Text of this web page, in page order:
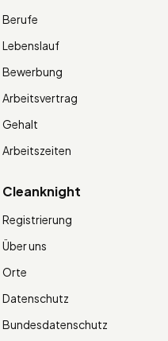
Berufe
Lebenslauf
Bewerbung
Arbeitsvertrag
Gehalt
Arbeitszeiten
Cleanknight
Registrierung
Über uns
Orte
Datenschutz
Bundesdatenschutz